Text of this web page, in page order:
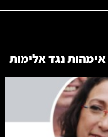
אימהות נגד אלימות